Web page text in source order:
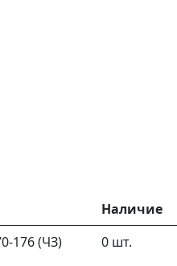
Наличие
176 (ЧЗ)
0 шт.